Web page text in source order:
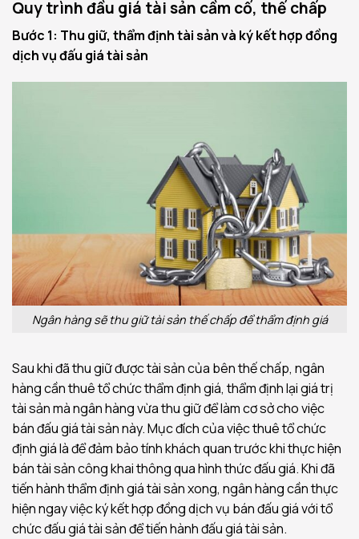
Quy trình đầu giá tài sản cầm cố, thế chấp
Bước 1: Thu giữ, thẩm định tài sản và ký kết hợp đồng
dịch vụ đấu giá tài sản
Ngân hàng sẽ thu giữ tài sản thế chấp để thẩm định giá
Sau khi đã thu giữ được tài sản của bên thế chấp, ngân
hàng cần thuê tổ chức thẩm định giá, thẩm định lại giá trị
tài sản mà ngân hàng vừa thu giữ để làm cơ sở cho việc
bán đấu giá tài sản này. Mục đích của việc thuê tổ chức
định giá là để đảm bảo tính khách quan trước khi thực hiện
bán tài sản công khai thông qua hình thức đấu giá. Khi đã
tiến hành thẩm định giá tài sản xong, ngân hàng cần thực
hiện ngay việc ký kết hợp đồng dịch vụ bán đấu giá với tổ
chức đấu giá tài sản để tiến hành đấu giá tài sản.